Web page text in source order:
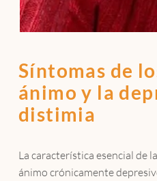
Síntomas de
ánimo y la
distimia
La característica esencial de
ánimo crónicamente